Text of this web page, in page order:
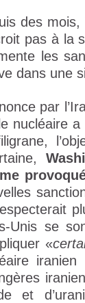
des mois,
pas à la
les
dans une
par
nucléaire a
Unis se
«
et